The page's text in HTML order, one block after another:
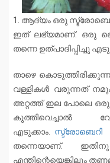
1. ആദ്യം ഒരു
ഇത് ലഭ്യമാണ്. ഒരു തൈ
തന്നെ ഉത്പാദിപ്പിച്ചു
താഴെ
വള്ളികൾ വരുന്നത്
അറ്റത്ത് ഇല പോലെ ഒരു
കുത്തിവെച്ചാൽ
എടുക്കാം. സ്ട്രോബെറി
തന്നെയാണ്.
എന്തിന്റെയെങ്കിലും